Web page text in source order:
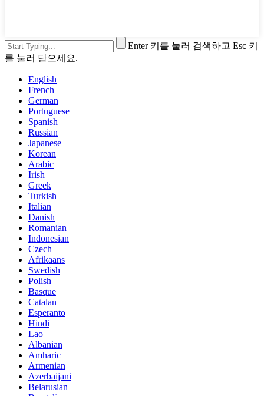
Enter 키를 눌러 검색하고 Esc 키
를 눌러 닫으세요.
English
French
German
Portuguese
Spanish
Russian
Japanese
Korean
Arabic
Irish
Greek
Turkish
Italian
Danish
Romanian
Indonesian
Czech
Afrikaans
Swedish
Polish
Basque
Catalan
Esperanto
Hindi
Lao
Albanian
Amharic
Armenian
Azerbaijani
Belarusian